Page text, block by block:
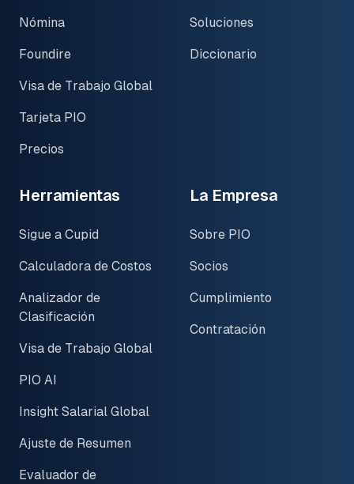
Nómina
Foundire
Visa de Trabajo Global
Tarjeta PIO
Precios
Soluciones
Diccionario
Herramientas
Sigue a Cupid
Calculadora de Costos
Analizador de
Clasificación
Visa de Trabajo Global
PIO AI
Insight Salarial Global
Ajuste de Resumen
Evaluador de
La Empresa
Sobre PIO
Socios
Cumplimiento
Contratación